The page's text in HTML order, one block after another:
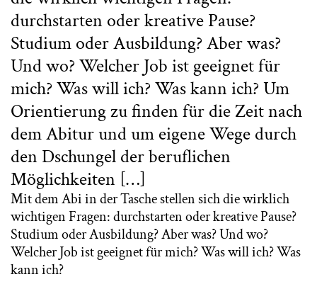
durchstarten oder kreative Pause?
Studium oder Ausbildung? Aber was?
Und wo? Welcher Job ist geeignet für
mich? Was will ich? Was kann ich? Um
Orientierung zu finden für die Zeit nach
dem Abitur und um eigene Wege durch
den Dschungel der beruflichen
Möglichkeiten […]
Mit dem Abi in der Tasche stellen sich die wirklich
wichtigen Fragen: durchstarten oder kreative Pause?
Studium oder Ausbildung? Aber was? Und wo?
Welcher Job ist geeignet für mich? Was will ich? Was
kann ich?